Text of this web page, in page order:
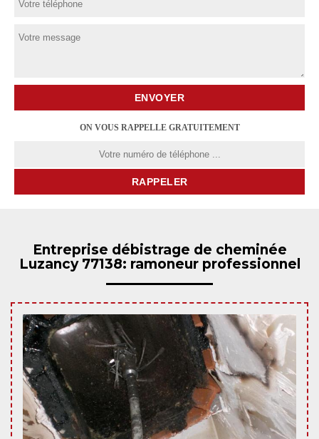
ON VOUS RAPPELLE GRATUITEMENT
Entreprise débistrage de cheminée
Luzancy 77138: ramoneur professionnel